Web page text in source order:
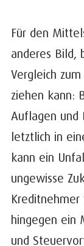
Für den
anderes Bild,
Vergleich
ziehen kann:
Auflagen und
letztlich in
kann ein
ungewisse
hingegen ein
und